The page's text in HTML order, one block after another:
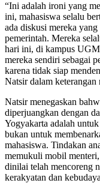
“Ini adalah ironi yang
ini, mahasiswa selalu
ada diskusi mereka
pemerintah. Mereka
hari ini, di kampus
mereka sendiri sebagai
karena tidak siap
Natsir dalam
Natsir menegaskan
diperjuangkan dengan
Yogyakarta adalah
bukan untuk
mahasiswa. Tindakan
memukuli mobil
dinilai telah mencoreng
kerakyatan dan